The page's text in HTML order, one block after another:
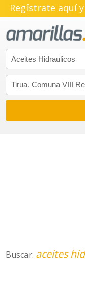
Regístrate aquí
Buscar: aceites